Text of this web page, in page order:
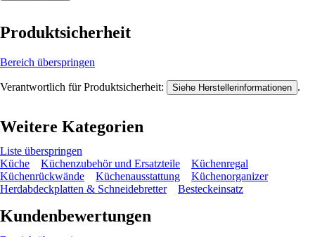
Produktsicherheit
Bereich überspringen
Verantwortlich für Produktsicherheit: Siehe Herstellerinformationen .
Weitere Kategorien
Liste überspringen
Küche
Küchenzubehör und Ersatzteile
Küchenregal
Küchenrückwände
Küchenausstattung
Küchenorganizer
Herdabdeckplatten & Schneidebretter
Besteckeinsatz
Kundenbewertungen